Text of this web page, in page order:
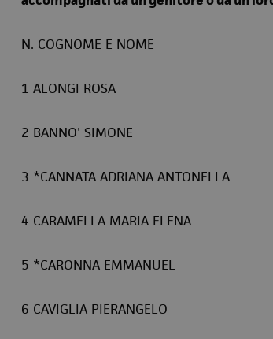
N. COGNOME E NOME
1 ALONGI ROSA
2 BANNO' SIMONE
3 *CANNATA ADRIANA ANTONELLA
4 CARAMELLA MARIA ELENA
5 *CARONNA EMMANUEL
6 CAVIGLIA PIERANGELO